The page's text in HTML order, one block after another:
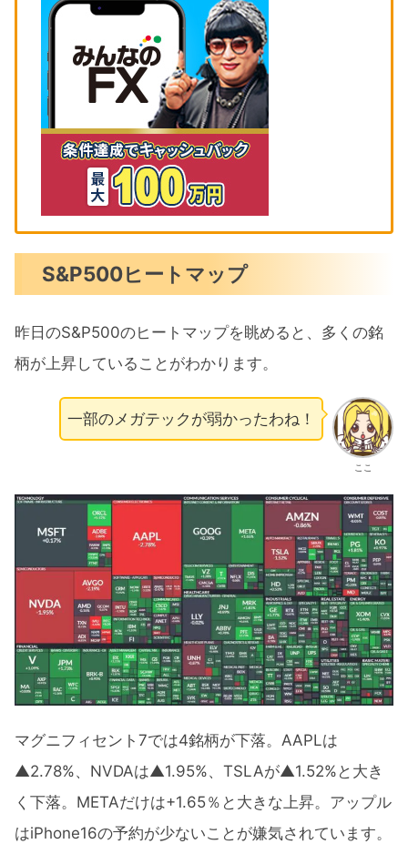
S&P500ヒートマップ
昨日のS&P500のヒートマップを眺めると、多くの銘
柄が上昇していることがわかります。
ここ
一部のメガテックが弱かったわね！
マグニフィセント7では4銘柄が下落。AAPLは
▲2.78%、NVDAは▲1.95%、TSLAが▲1.52%と大き
く下落。METAだけは+1.65％と大きな上昇。アップル
はiPhone16の予約が少ないことが嫌気されています。